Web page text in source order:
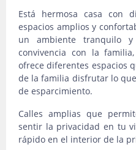
Está hermosa casa con
espacios amplios y
un ambiente tranquilo
convivencia con la
ofrece diferentes espacios
de la familia disfrutar lo
de esparcimiento.
Calles amplias que
sentir la privacidad en tu
rápido en el interior de la